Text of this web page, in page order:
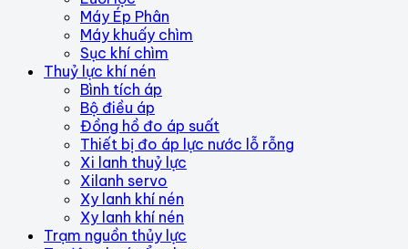
Máy Ép Phân
Máy khuấy chìm
Sục khí chìm
Thuỷ lực khí nén
Bình tích áp
Bộ điều áp
Đồng hồ đo áp suất
Thiết bị đo áp lực nước lỗ rỗng
Xi lanh thuỷ lực
Xilanh servo
Xy lanh khí nén
Xy lanh khí nén
Trạm nguồn thủy lực